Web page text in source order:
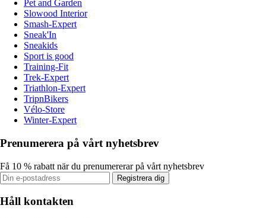
Pet and Garden
Slowood Interior
Smash-Expert
Sneak'In
Sneakids
Sport is good
Training-Fit
Trek-Expert
Triathlon-Expert
TripnBikers
Vélo-Store
Winter-Expert
Prenumerera på vårt nyhetsbrev
Få 10 % rabatt när du prenumererar på vårt nyhetsbrev
Registrera dig
Håll kontakten